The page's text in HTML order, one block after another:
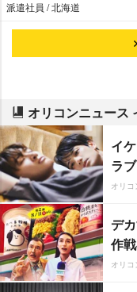
派遣社員 / 北海道
オリコンニュース
イ
ラ
オリコ
デ
作
オリコ